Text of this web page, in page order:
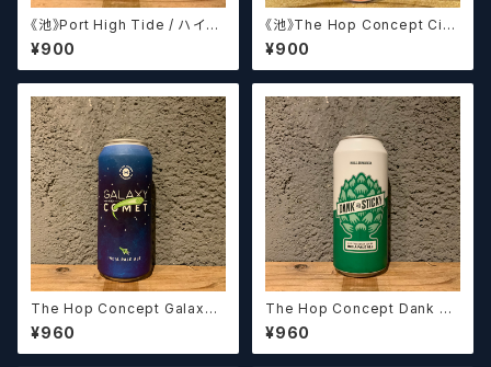
《池》Port High Tide / ハイタ
イド【クラフトビールシザーズ】
¥900
《池》The Hop Concept Citr
us & Piney / シトラス アンド
パイニー【クラフトビールシザー
ズ】
¥900
The Hop Concept Galaxy
and Comet / ギャラクシー &
コメット【クラフトビールシザー
ズ】
¥960
The Hop Concept Dank &
Sticky / ダンク アンド スティッ
キー【クラフトビールシザーズ】
¥960